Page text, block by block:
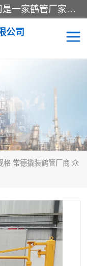
连云港众邦石化设备制造有限公司是一家鹤管厂家主营：鹤管、装车鹤管等，是致力于石油、石化等流体装卸设备(主要产品如鹤管、输油臂、脱缆钩等)的咨询、设计、制造、检测、安装指导、系统调试、维修维护等业务的公司。
公司
格 常德撬装鹤管厂商 众
装卸鹤管
温鹤管
鹤管
栈台
管